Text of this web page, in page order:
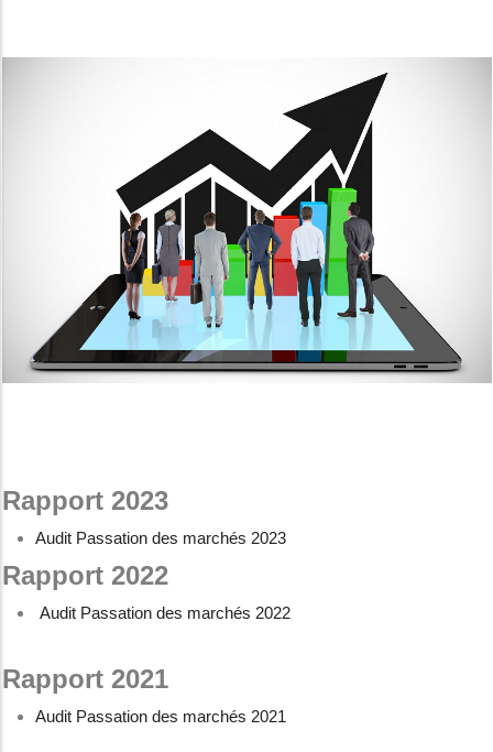
Rapport 2023
Audit Passation des marchés 2023
Rapport 2022
Audit Passation des marchés 2022
Rapport 2021
Audit Passation des marchés 2021